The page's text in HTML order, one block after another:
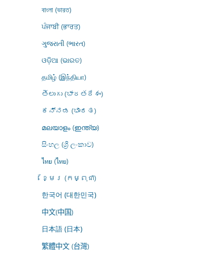
বাংলা (ভারত)
ਪੰਜਾਬੀ (ਭਾਰਤ)
ગુજરાતી (ભારત)
ଓଡ଼ିଆ (ଭାରତ)
தமிழ் (இந்தியா)
తెలుగు (భారతదేశం)
ಕನ್ನಡ (ಭಾರತ)
മലയാളം (ഇന്ത്യ)
සිංහල (ශ්‍රී ලංකාව)
ไทย (ไทย)
ខ្មែរ (កម្ពុជា)
한국어 (대한민국)
中文(中国)
日本語 (日本)
繁體中文 (台灣)